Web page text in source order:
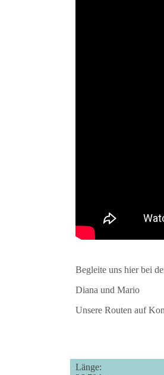
Begleite uns hier bei
Diana und Mario
Unsere Routen auf
Länge: